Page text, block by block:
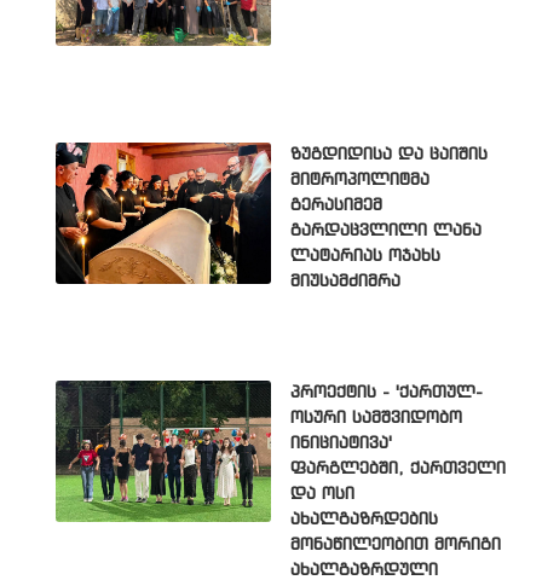
ზუგდიდისა და ცაიშის
მიტროპოლიტმა
გერასიმემ
გარდაცვლილი ლანა
ლატარიას ოჯახს
მიუსამძიმრა
პროექტის - 'ქართულ-
ოსური სამშვიდობო
ინიციატივა'
ფარგლებში, ქართველი
და ოსი
ახალგაზრდების
მონაწილეობით მორიგი
ახალგაზრდული